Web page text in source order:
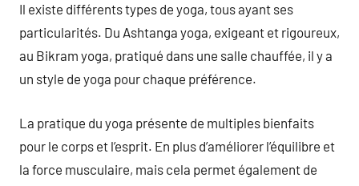
Il existe différents types de yoga, tous ayant ses
particularités. Du Ashtanga yoga, exigeant et rigoureux,
au Bikram yoga, pratiqué dans une salle chauffée, il y a
un style de yoga pour chaque préférence.
La pratique du yoga présente de multiples bienfaits
pour le corps et l’esprit. En plus d’améliorer l’équilibre et
la force musculaire, mais cela permet également de